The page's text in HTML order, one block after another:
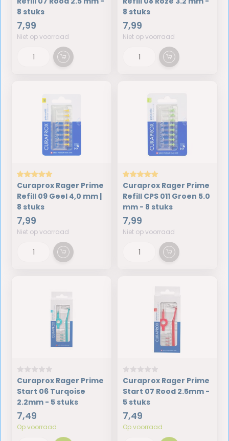
8 stuks
7,99
Niet op voorraad
8 stuks
7,99
Niet op voorraad
Curaprox Rager Prime
Refill 09 Geel 4,0 mm |
8 stuks
7,99
Niet op voorraad
Curaprox Rager Prime
Refill CPS 011 Groen 5.0
mm - 8 stuks
7,99
Niet op voorraad
Curaprox Rager Prime
Start 06 Turqoise
2.2mm - 5 stuks
7,49
Op voorraad
Curaprox Rager Prime
Start 07 Rood 2.5mm -
5 stuks
7,49
Op voorraad